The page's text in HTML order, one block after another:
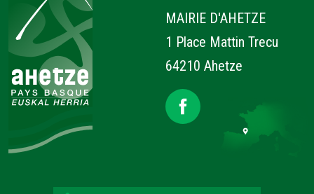
MAIRIE D'AHETZE
1 Place Mattin Trecu
64210 Ahetze